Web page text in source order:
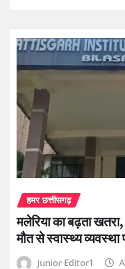
हमर छत्तीसगढ़
मलेरिया का बढ़ता खतरा,
मौत से स्वास्थ्य
Junior Editor1